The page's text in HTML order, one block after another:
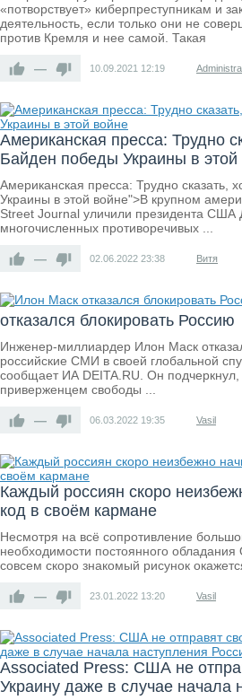
«потворствует» киберпреступникам и
деятельность, если только они не
против Кремля и нее самой. Такая
— 10.09.2021 12:19
Американская пресса: Трудно
Байден победы Украины в этой
Американская пресса: Трудно сказать,
Украины в этой войне">В крупном
Street Journal уличили президента США
многочисленных противоречивых ...
— 02.06.2022 23:38 Витя
отказался блокировать Россию
Инженер-миллиардер Илон Маск
российские СМИ в своей глобальной
сообщает ИА DEITA.RU. Он подчеркнул,
приверженцем свободы ...
— 06.03.2022 19:35 Vasil
Каждый россиян скоро
код в своём кармане
Несмотря на всё сопротивление
необходимости постоянного
совсем скоро знакомый рисунок
— 23.01.2022 13:20 Vasil
Associated Press: США не
Украину даже в случае начала